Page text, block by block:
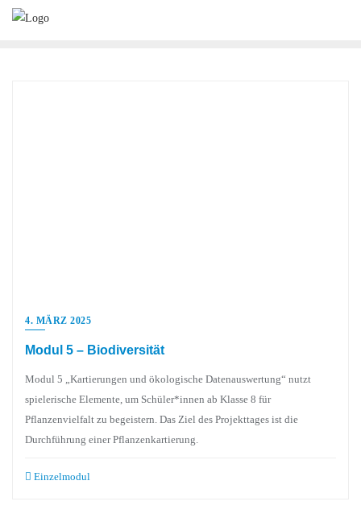
4. MÄRZ 2025
Modul 5 – Biodiversität
Modul 5 „Kartierungen und ökologische Datenauswertung“ nutzt
spielerische Elemente, um Schüler*innen ab Klasse 8 für
Pflanzenvielfalt zu begeistern. Das Ziel des Projekttages ist die
Durchführung einer Pflanzenkartierung.
Einzelmodul